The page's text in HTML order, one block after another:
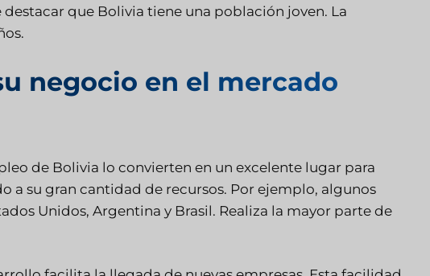
destacar que Bolivia tiene una población joven. La
negocio en el mercado
de Bolivia lo convierten en un excelente lugar para
a su gran cantidad de recursos. Por ejemplo, algunos
Unidos, Argentina y Brasil. Realiza la mayor parte de